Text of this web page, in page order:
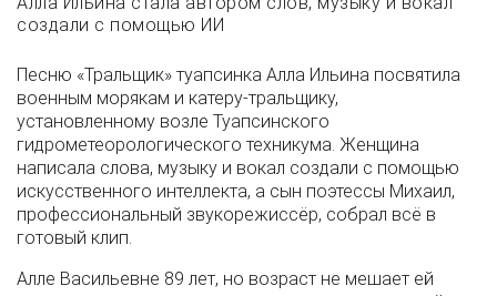
создали с помощью ИИ
Песню «Тральщик» туапсинка Алла Ильина посвятила
военным морякам и катеру-тральщику,
установленному возле Туапсинского
гидрометеорологического техникума. Женщина
написала слова, музыку и вокал создали с помощью
искусственного интеллекта, а сын поэтессы Михаил,
профессиональный звукорежиссёр, собрал всё в
готовый клип.
Алле Васильевне 89 лет, но возраст не мешает ей